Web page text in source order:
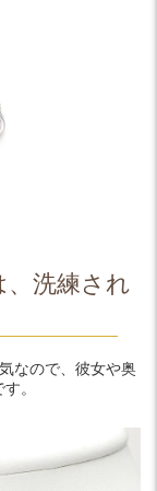
洗練され
なので、彼女や奥
。